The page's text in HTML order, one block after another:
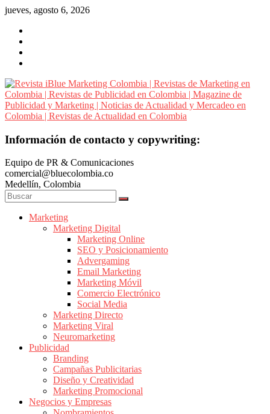
Saltar
contenido
jueves, agosto 6, 2026
Revista
Marketing
Colombia
|
Revistas
Marketing
Publicidad
Colombia
Magazine
Publicidad
Información de contacto y copywriting:
Equipo de PR & Comunicaciones
comercial@bluecolombia.co
Medellín, Colombia
Marketing
Marketing Digital
Marketing Online
SEO y Posicionamiento
Advergaming
Email Marketing
Marketing Móvil
Comercio Electrónico
Social Media
Marketing Directo
Marketing Viral
Neuromarketing
Publicidad
Branding
Campañas Publicitarias
Diseño y Creatividad
Marketing Promocional
Negocios y Empresas